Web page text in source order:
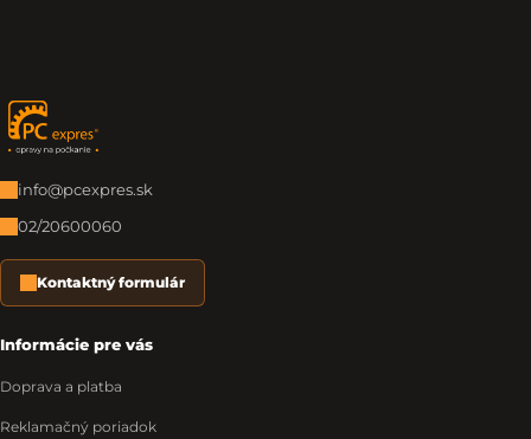
Zápätie
info@pcexpres.sk
02/20600060
Kontaktný formulár
Informácie pre vás
Doprava a platba
Reklamačný poriadok